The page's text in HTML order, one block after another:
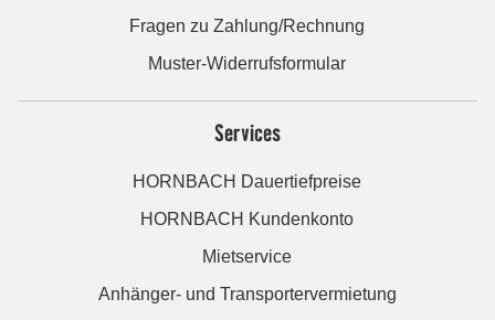
Fragen zu Zahlung/Rechnung
Muster-Widerrufsformular
Services
HORNBACH Dauertiefpreise
HORNBACH Kundenkonto
Mietservice
Anhänger- und Transportervermietung